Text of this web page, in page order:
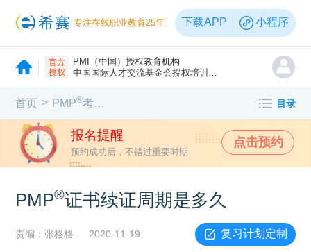
专注在线职业教育25年 下载APP 小程序
官方
授权
PMI（中国）授权教育机构
中国国际人才交流基金会授权培训机构
首页 > PMP®考试指南 目录
报名提醒
预约成功后，不错过重要时期
点击预约
PMP®证书续证周期是多久
责编：张格格 2020-11-19 复习计划定制